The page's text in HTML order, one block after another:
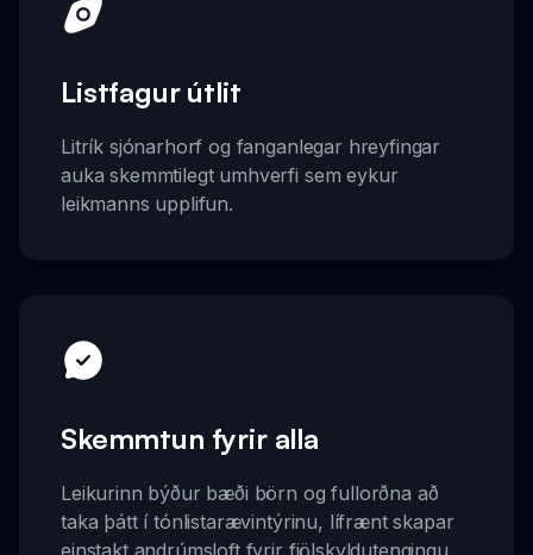
Listfagur útlit
Litrík sjónarhorf og fanganlegar hreyfingar
auka skemmtilegt umhverfi sem eykur
leikmanns upplifun.
Skemmtun fyrir alla
Leikurinn býður bæði börn og fullorðna að
taka þátt í tónlistarævintýrinu, lífrænt skapar
einstakt andrúmsloft fyrir fjölskyldutengingu.